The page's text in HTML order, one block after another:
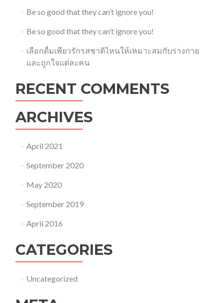
Be so good that they can’t ignore you!
Be so good that they can’t ignore you!
เลือกดื่มเพียวรักรสชาติไหนให้เหมาะสมกับร่างกาย
และถูกใจแต่ละคน
RECENT COMMENTS
ARCHIVES
April 2021
September 2020
May 2020
September 2019
April 2016
CATEGORIES
Uncategorized